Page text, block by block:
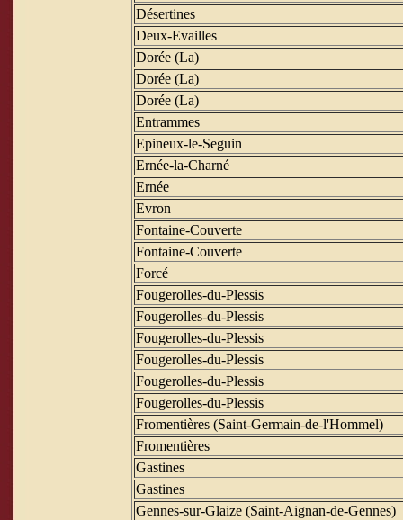
Désertines
Deux-Evailles
Dorée (La)
Dorée (La)
Dorée (La)
Entrammes
Epineux-le-Seguin
Ernée-la-Charné
Ernée
Evron
Fontaine-Couverte
Fontaine-Couverte
Forcé
Fougerolles-du-Plessis
Fougerolles-du-Plessis
Fougerolles-du-Plessis
Fougerolles-du-Plessis
Fougerolles-du-Plessis
Fougerolles-du-Plessis
Fromentières (Saint-Germain-de-l'Hommel)
Fromentières
Gastines
Gastines
Gennes-sur-Glaize (Saint-Aignan-de-Gennes)